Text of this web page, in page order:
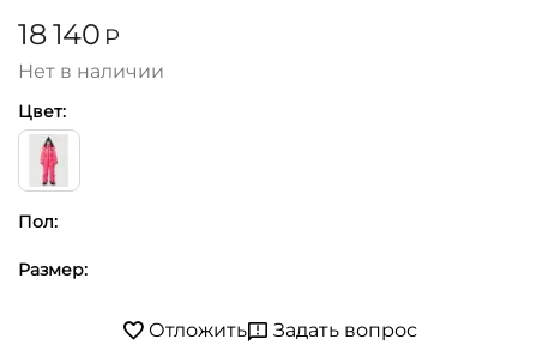
18 140 Р
Нет в наличии
Цвет:
Пол:
Размер:
Отложить Задать вопрос